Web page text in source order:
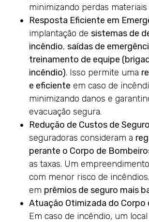
minimizando perdas materiais
Resposta Eficiente em
implantação de sistemas de
incêndio, saídas de
treinamento de equipe
incêndio). Isso permite uma
e eficiente em caso de
minimizando danos e
evacuação segura.
Redução de Custos de
seguradoras consideram a
perante o Corpo de
as taxas. Um
com menor risco de
em prêmios de seguro mais
Atuação Otimizada do Corpo
Em caso de incêndio, um